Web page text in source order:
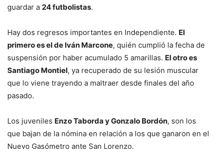
guardar a 24 futbolistas.
Hay dos regresos importantes en Independiente. El
primero es el de Iván Marcone, quién cumplió la fecha de
suspensión por haber acumulado 5 amarillas. El otro es
Santiago Montiel, ya recuperado de su lesión muscular
que lo viene trayendo a maltraer desde finales del año
pasado.
Los juveniles Enzo Taborda y Gonzalo Bordón, son los
que bajan de la nómina en relación a los que ganaron en el
Nuevo Gasómetro ante San Lorenzo.